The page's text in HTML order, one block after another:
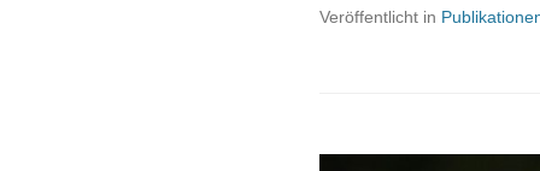
Veröffentlicht in